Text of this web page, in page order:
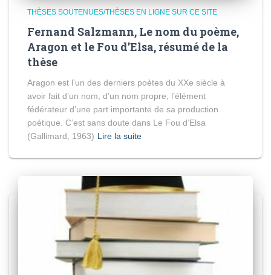
THÈSES SOUTENUES/THÈSES EN LIGNE SUR CE SITE
Fernand Salzmann, Le nom du poème,
Aragon et le Fou d’Elsa, résumé de la
thèse
Aragon est l’un des derniers poètes du XXe siècle à
avoir fait d’un nom, d’un nom propre, l’élément
fédérateur d’une part importante de sa production
poétique. C’est sans doute dans Le Fou d’Elsa
(Gallimard, 1963) Lire la suite